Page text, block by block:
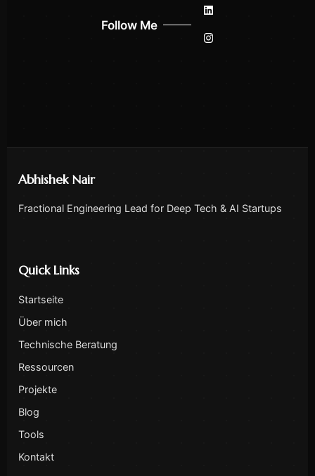
Follow Me
Abhishek Nair
Fractional Engineering Lead for Deep Tech & AI Startups
Quick Links
Startseite
Über mich
Technische Beratung
Ressourcen
Projekte
Blog
Tools
Kontakt